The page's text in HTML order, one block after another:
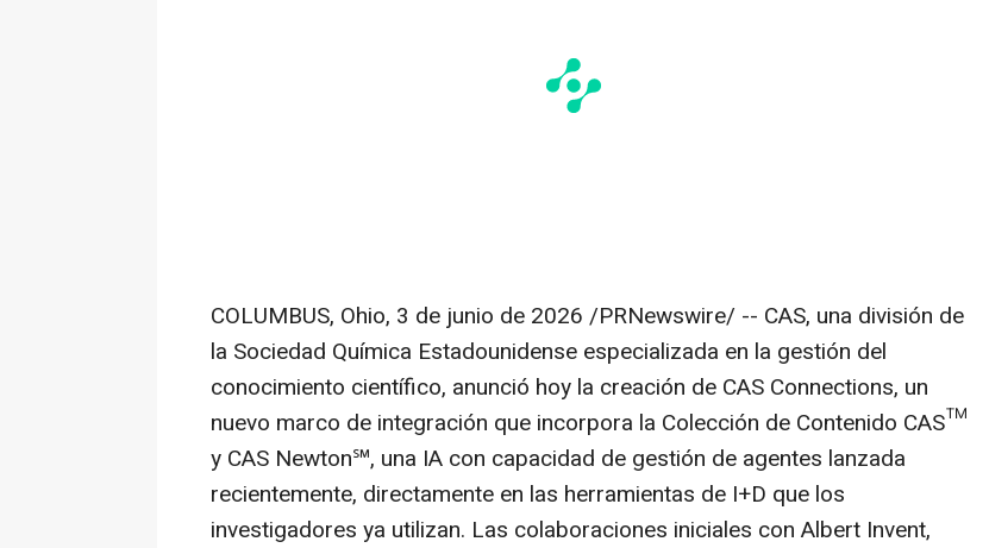
COLUMBUS, Ohio, 3 de junio de 2026 /PRNewswire/ -- CAS, una división de
la Sociedad Química Estadounidense especializada en la gestión del
conocimiento científico, anunció hoy la creación de CAS Connections, un
nuevo marco de integración que incorpora la Colección de Contenido CAS™
y CAS Newton℠, una IA con capacidad de gestión de agentes lanzada
recientemente, directamente en las herramientas de I+D que los
investigadores ya utilizan. Las colaboraciones iniciales con Albert Invent,